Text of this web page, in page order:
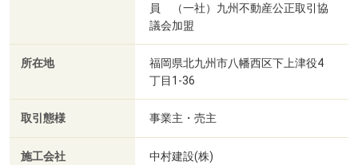
員 （一社）九州不動産公正取引協
議会加盟
所在地
福岡県北九州市八幡西区下上津役4
丁目1-36
取引態様 事業主・売主
施工会社 中村建設(株)